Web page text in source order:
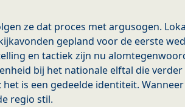
ze dat proces met argusogen.
gepland voor de eerste
en tactiek zijn nu
bij het nationale elftal die verder
is een gedeelde identiteit. Wanneer
regio stil.